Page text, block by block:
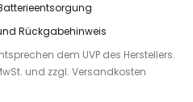
Rückgabehinweis
dem UVP des Herstellers.
und zzgl. Versandkosten